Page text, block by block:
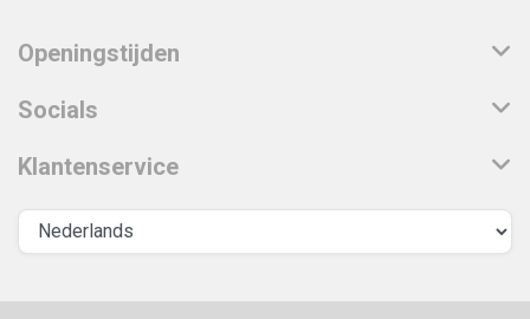
Openingstijden
Socials
Klantenservice